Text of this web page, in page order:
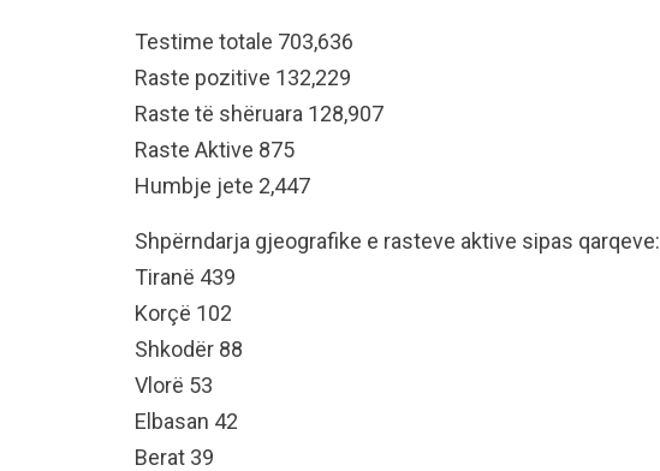
Testime totale 703,636
Raste pozitive 132,229
Raste të shëruara 128,907
Raste Aktive 875
Humbje jete 2,447
Shpërndarja gjeografike e rasteve aktive sipas qarqeve:
Tiranë 439
Korçë 102
Shkodër 88
Vlorë 53
Elbasan 42
Berat 39